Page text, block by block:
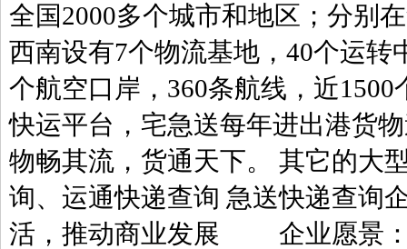
全国2000多个城市和地区；分别
西南设有7个物流基地，40个运转
个航空口岸，360条航线，近
快运平台，宅急送每年进出港货
物畅其流，货通天下。 其它的大
询、运通快递查询 急送快递查
活，推动商业发展 企业愿景